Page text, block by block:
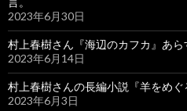
2023年6月30日
村上春樹さん『海辺のカフカ』あ
2023年6月14日
村上春樹さんの長編小説『羊をめぐ
2023年6月3日